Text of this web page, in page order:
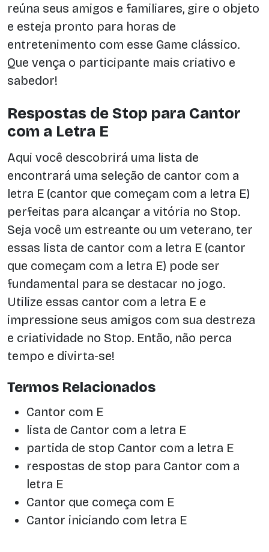
reúna seus amigos e familiares, gire o objeto
e esteja pronto para horas de
entretenimento com esse Game clássico.
Que vença o participante mais criativo e
sabedor!
Respostas de Stop para Cantor
com a Letra E
Aqui você descobrirá uma lista de
encontrará uma seleção de cantor com a
letra E (cantor que começam com a letra E)
perfeitas para alcançar a vitória no Stop.
Seja você um estreante ou um veterano, ter
essas lista de cantor com a letra E (cantor
que começam com a letra E) pode ser
fundamental para se destacar no jogo.
Utilize essas cantor com a letra E e
impressione seus amigos com sua destreza
e criatividade no Stop. Então, não perca
tempo e divirta-se!
Termos Relacionados
Cantor com E
lista de Cantor com a letra E
partida de stop Cantor com a letra E
respostas de stop para Cantor com a
letra E
Cantor que começa com E
Cantor iniciando com letra E